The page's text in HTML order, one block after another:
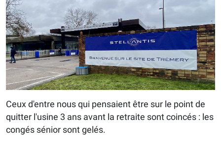
Ceux d'entre nous qui pensaient être sur le point de
quitter l'usine 3 ans avant la retraite sont coincés : les
congés sénior sont gelés.